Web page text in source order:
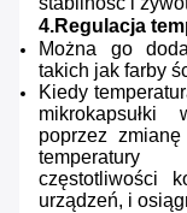
4.Regulacja
Można go
takich jak farby
Kiedy
poprzez
temperatury
częstotliwości
urządzeń, i